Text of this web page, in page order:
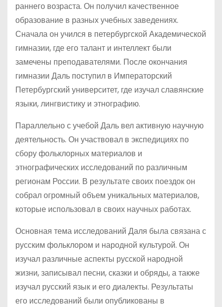
раннего возраста. Он получил качественное
образование в разных учебных заведениях.
Сначала он учился в петербургской Академической
гимназии, где его талант и интеллект были
замечены преподавателями. После окончания
гимназии Даль поступил в Императорский
Петербургский университет, где изучал славянские
языки, лингвистику и этнографию.
Параллельно с учебой Даль вел активную научную
деятельность. Он участвовал в экспедициях по
сбору фольклорных материалов и
этнографических исследований по различным
регионам России. В результате своих поездок он
собрал огромный объем уникальных материалов,
которые использовал в своих научных работах.
Основная тема исследований Даля была связана с
русским фольклором и народной культурой. Он
изучал различные аспекты русской народной
жизни, записывал песни, сказки и обряды, а также
изучал русский язык и его диалекты. Результаты
его исследований были опубликованы в